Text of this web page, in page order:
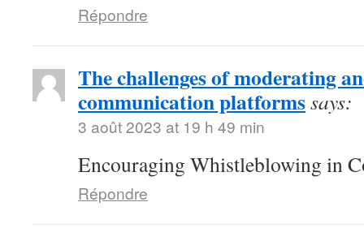
Répondre
The challenges of moderating
communication platformssays:
3 août 2023 at 19 h 49 min
Encouraging Whistleblowing in
Répondre